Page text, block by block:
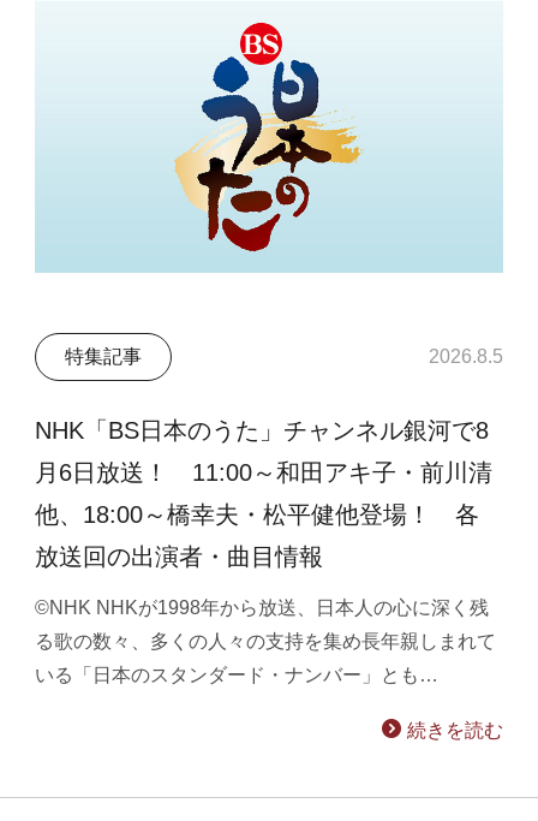
特集記事 2026.8.5
NHK「BS日本のうた」チャンネル銀河で8
月6日放送！ 11:00～和田アキ子・前川清
他、18:00～橋幸夫・松平健他登場！ 各
放送回の出演者・曲目情報
©NHK NHKが1998年から放送、日本人の心に深く残
る歌の数々、多くの人々の支持を集め長年親しまれて
いる「日本のスタンダード・ナンバー」とも…
続きを読む